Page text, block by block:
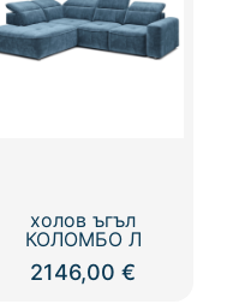
холов ъгъл
КОЛОМБО Л
2146,00€